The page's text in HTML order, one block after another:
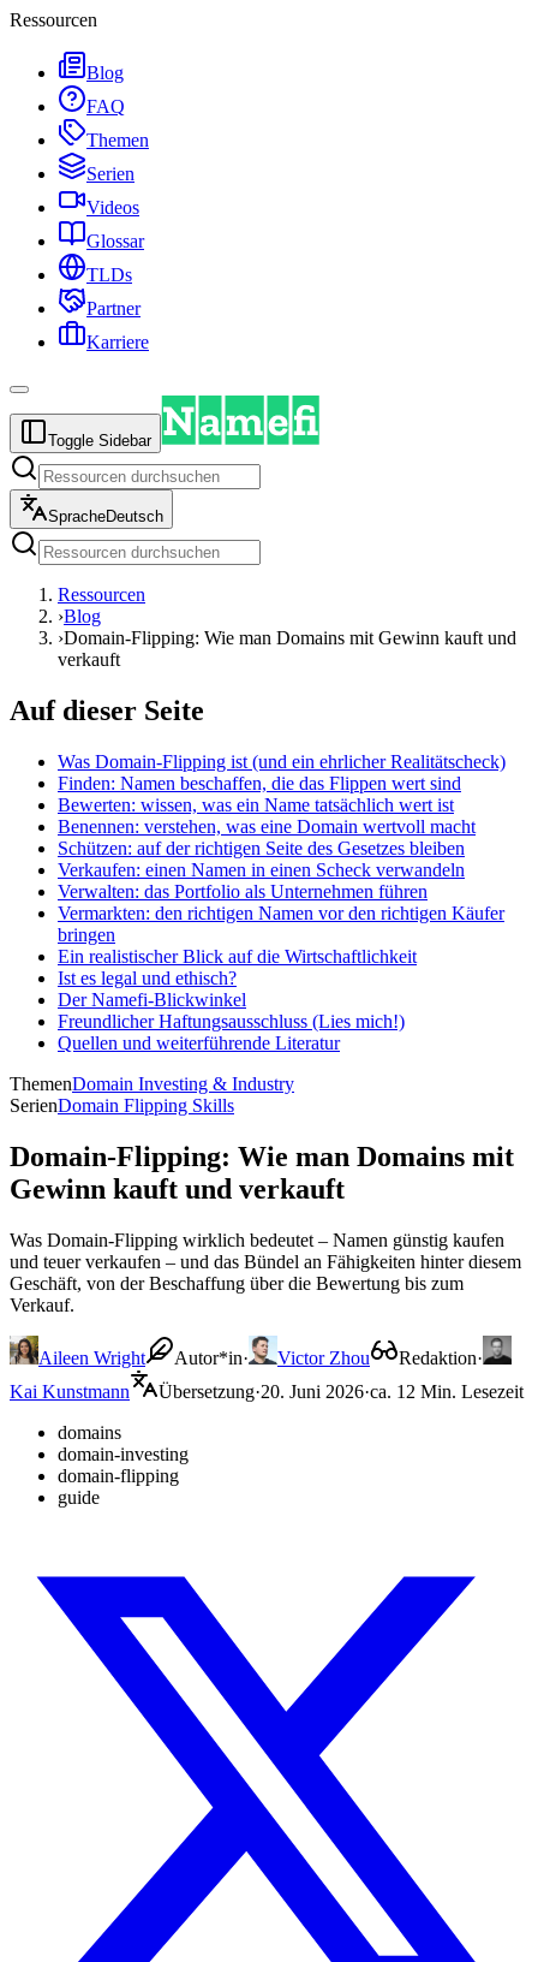
Ressourcen
Blog
FAQ
Themen
Serien
Videos
Glossar
TLDs
Partner
Karriere
Toggle Sidebar
SpracheDeutsch
Ressourcen
›Blog
›Domain-Flipping: Wie man Domains mit Gewinn kauft und
verkauft
Auf dieser Seite
Was Domain-Flipping ist (und ein ehrlicher Realitätscheck)
Finden: Namen beschaffen, die das Flippen wert sind
Bewerten: wissen, was ein Name tatsächlich wert ist
Benennen: verstehen, was eine Domain wertvoll macht
Schützen: auf der richtigen Seite des Gesetzes bleiben
Verkaufen: einen Namen in einen Scheck verwandeln
Verwalten: das Portfolio als Unternehmen führen
Vermarkten: den richtigen Namen vor den richtigen Käufer
bringen
Ein realistischer Blick auf die Wirtschaftlichkeit
Ist es legal und ethisch?
Der Namefi-Blickwinkel
Freundlicher Haftungsausschluss (Lies mich!)
Quellen und weiterführende Literatur
ThemenDomain Investing & Industry
SerienDomain Flipping Skills
Domain-Flipping: Wie man Domains mit
Gewinn kauft und verkauft
Was Domain-Flipping wirklich bedeutet – Namen günstig kaufen
und teuer verkaufen – und das Bündel an Fähigkeiten hinter diesem
Geschäft, von der Beschaffung über die Bewertung bis zum
Verkauf.
Aileen Wright Autor*in· Victor Zhou Redaktion·
Kai Kunstmann
Übersetzung·20. Juni 2026·ca. 12 Min. Lesezeit
domains
domain-investing
domain-flipping
guide